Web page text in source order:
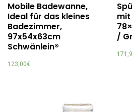
Mobile Badewanne,
Ideal für das kleines
Badezimmer,
97x54x63cm
Schwänlein®
123,00€
mit
/